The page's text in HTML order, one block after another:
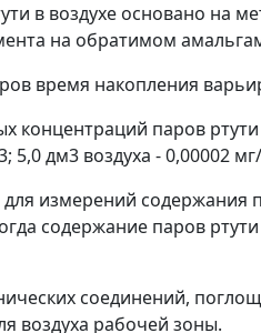
в воздухе основано на
на обратимом
время накопления
концентраций паров
; 5,0 дм3 воздуха - 0,00002
измерений
содержание паров
соединений,
воздуха рабочей зоны.